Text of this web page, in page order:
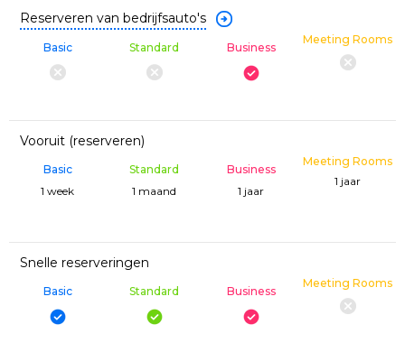
Reserveren van bedrijfsauto's
Basic Standard Business
Meeting Rooms
Vooruit (reserveren)
Basic
1 week
Standard
1 maand
Business
1 jaar
Meeting Rooms
1 jaar
Snelle reserveringen
Basic Standard Business
Meeting Rooms